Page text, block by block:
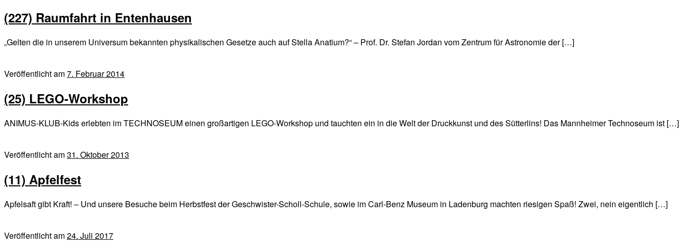
(227) Raumfahrt in Entenhausen
„Gelten die in unserem Universum bekannten physikalischen Gesetze auch auf Stella Anatium?“ – Prof. Dr. Stefan Jordan vom Zentrum für Astronomie der […]
Veröffentlicht am7. Februar 2014
(25) LEGO-Workshop
ANIMUS-KLUB-Kids erlebten im TECHNOSEUM einen großartigen LEGO-Workshop und tauchten ein in die Welt der Druckkunst und des Sütterlins! Das Mannheimer Technoseum ist […]
Veröffentlicht am31. Oktober 2013
(11) Apfelfest
Apfelsaft gibt Kraft! – Und unsere Besuche beim Herbstfest der Geschwister-Scholl-Schule, sowie im Carl-Benz Museum in Ladenburg machten riesigen Spaß! Zwei, nein eigentlich […]
Veröffentlicht am24. Juli 2017